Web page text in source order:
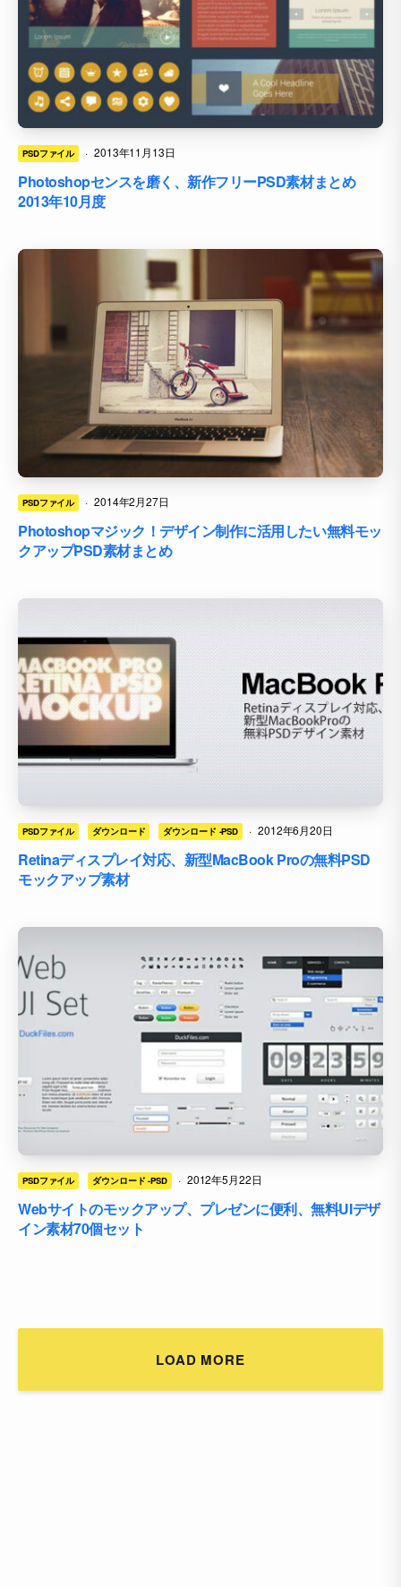
PSDファイル · 2013年11月13日
Photoshopセンスを磨く、新作フリーPSD素材まとめ
2013年10月度
PSDファイル · 2014年2月27日
Photoshopマジック！デザイン制作に活用したい無料モッ
クアップPSD素材まとめ
PSDファイル ダウンロード ダウンロード -PSD · 2012年6月20日
Retinaディスプレイ対応、新型MacBook Proの無料PSD
モックアップ素材
PSDファイル ダウンロード -PSD · 2012年5月22日
Webサイトのモックアップ、プレゼンに便利、無料UIデザ
イン素材70個セット
LOAD MORE